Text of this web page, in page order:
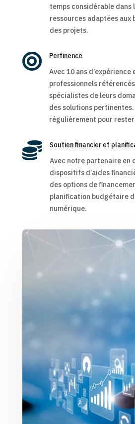
temps considérable
ressources adaptées aux
des projets.

Pertinence
Avec 10 ans d’expérience
professionnels
spécialistes de leurs
des solutions
régulièrement pour rester

Soutien financier et
Avec notre partenaire en
dispositifs d’aides
des options de
planification budgétaire
numérique.